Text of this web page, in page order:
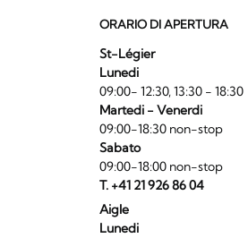
ORARIO DI APERTURA
St-Légier
Lunedi
09:00- 12:30, 13:30 - 18:30
Martedi - Venerdi
09:00-18:30 non-stop
Sabato
09:00-18:00 non-stop
T. +41 21 926 86 04
Aigle
Lunedi